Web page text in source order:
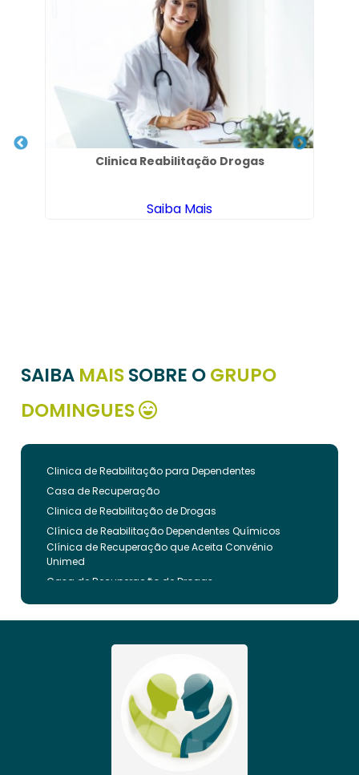
Clinica Reabilitação Drogas
Saiba Mais
SAIBA MAISSOBRE OGRUPO
DOMINGUES
Clinica de Reabilitação para Dependentes
Casa de Recuperação
Clinica de Reabilitação de Drogas
Clínica de Reabilitação Dependentes Químicos
Clínica de Recuperação que Aceita Convênio
Unimed
Casa de Recuperação de Drogas
Clínica de Reabilitação de Dependentes Químicos
Clinica de Recuperação de Drogas Pelo Bradesco
Internação Involuntária que Aceita Convenio
Clinica de Reabilitação Involuntaria
Clinica de Reabilitação de Drogas Feminina
Casa de Recuperação para Drogados
Clinica de Reabilitação Alcoolismo
Clinica de Tratamento para Dependentes